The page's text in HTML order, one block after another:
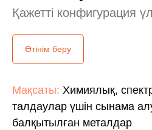
Қажетті конфигурация
Өтінім беру
Мақсаты: Химиялық,
талдаулар үшін сынама
балқытылған металдар